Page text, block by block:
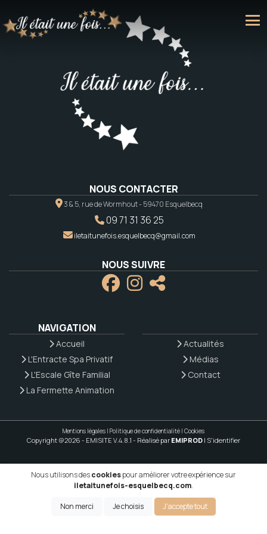
NOUS CONTACTER
3 & 5, rue de Wormhout - 59470 Esquelbecq
09 71 31 36 25
iletaitunefois.esquelbecq@gmail.com
NOUS SUIVRE
NAVIGATION
Accueil
L'Entracte Spa Privatif
L'Escale Gîte Familial
La Fermette Animation
Actualités
Médias
Contact
Mentions légales | Politique de confidentialité | Cookies
Copyright @2026 - EMISITE V.4.8.1 - Réalisé par EMIPROD | S'identifier
Nous utilisons descookiespour améliorer votre expérience sur
iletaitunefois-esquelbecq.com.
Non merci Je choisis J'accepte tout